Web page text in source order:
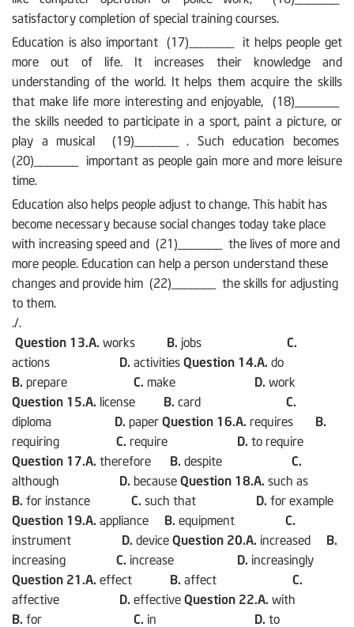
satisfactory completion of special training courses.
Education is also important (17)_______ it helps people get
more out of life. It increases their knowledge and
understanding of the world. It helps them acquire the skills
that make life more interesting and enjoyable, (18)_______
the skills needed to participate in a sport, paint a picture, or
play a musical (19)_______ . Such education becomes
(20)_______ important as people gain more and more leisure
time.
Education also helps people adjust to change. This habit has
become necessary because social changes today take place
with increasing speed and (21)_______ the lives of more and
more people. Education can help a person understand these
changes and provide him (22)_______ the skills for adjusting
to them.
./.
Question 13.A. works B. jobs C.
actions D. activitiesQuestion 14.A. do
B. prepare C. make D. work
Question 15.A. license B. card C.
diploma D. paperQuestion 16.A. requires B.
requiring C. require D. to require
Question 17.A. therefore B. despite C.
although D. becauseQuestion 18.A. such as
B. for instance C. such that D. for example
Question 19.A. appliance B. equipment C.
instrument D. deviceQuestion 20.A. increased B.
increasing C. increase D. increasingly
Question 21.A. effect B. affect C.
affective D. effectiveQuestion 22.A. with
B. for C. in D. to